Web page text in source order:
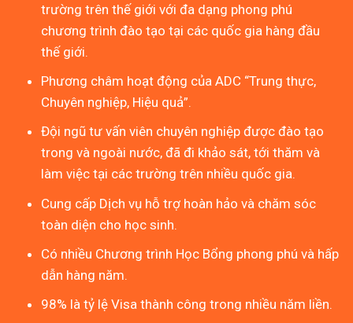
trường trên thế giới với đa dạng phong phú
chương trình đào tạo tại các quốc gia hàng đầu
thế giới.
Phương châm hoạt động của ADC “Trung thực,
Chuyên nghiệp, Hiệu quả”.
Đội ngũ tư vấn viên chuyên nghiệp được đào tạo
trong và ngoài nước, đã đi khảo sát, tới thăm và
làm việc tại các trường trên nhiều quốc gia.
Cung cấp Dịch vụ hỗ trợ hoàn hảo và chăm sóc
toàn diện cho học sinh.
Có nhiều Chương trình Học Bổng phong phú và hấp
dẫn hàng năm.
98% là tỷ lệ Visa thành công trong nhiều năm liền.